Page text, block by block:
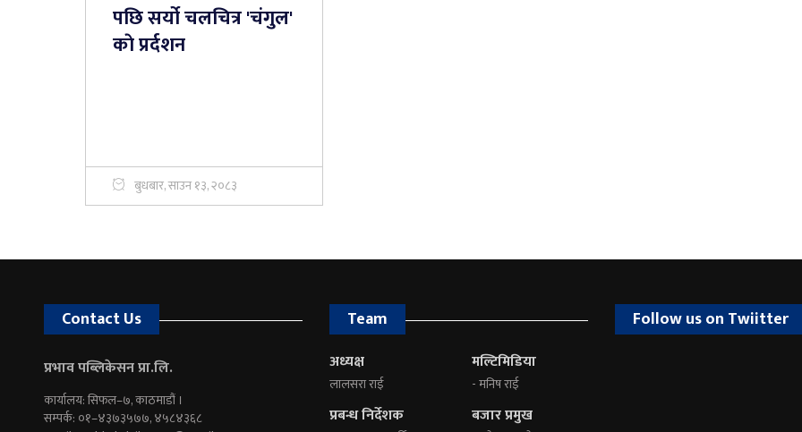
पछि सर्यो चलचित्र 'चंगुल'
काे प्रर्दशन
बुधबार, साउन १३, २०८३
Contact Us
प्रभाव पब्लिकेसन प्रा.लि.
कार्यालय: सिफल–७, काठमाडौं ।
सम्पर्क: ०१–४३७३५७७, ४५८४३६८
Team
अध्यक्ष
लालसरा राई
प्रबन्ध निर्देशक
मल्टिमिडिया
- मनिष राई
बजार प्रमुख
Follow us on Twiitter